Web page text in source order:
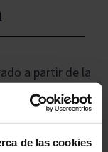
de las cookies
a partir de la
uvas son
de más de